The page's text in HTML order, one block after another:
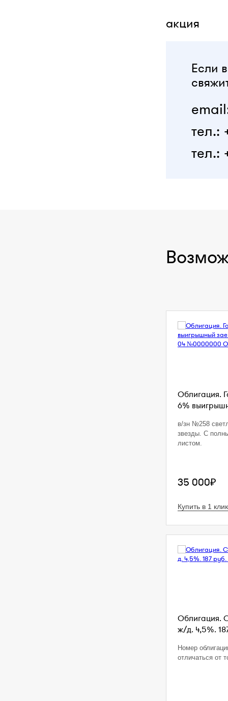
акция
Если
тел.:
тел.:
Облигация.
6%
в/зн №258
звезды. С
листом.
35 000₽
Купить в 1 клик
Облигация.
ж/д. 4,5%.
Номер
отличаться от